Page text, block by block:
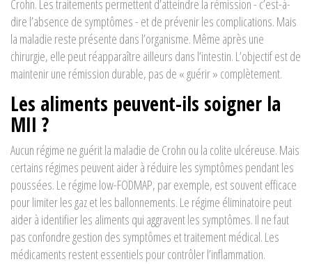
Crohn. Les traitements permettent d’atteindre la rémission - c’est-à-
dire l’absence de symptômes - et de prévenir les complications. Mais
la maladie reste présente dans l’organisme. Même après une
chirurgie, elle peut réapparaître ailleurs dans l’intestin. L’objectif est de
maintenir une rémission durable, pas de « guérir » complètement.
Les aliments peuvent-ils soigner la
MII ?
Aucun régime ne guérit la maladie de Crohn ou la colite ulcéreuse. Mais
certains régimes peuvent aider à réduire les symptômes pendant les
poussées. Le régime low-FODMAP, par exemple, est souvent efficace
pour limiter les gaz et les ballonnements. Le régime éliminatoire peut
aider à identifier les aliments qui aggravent les symptômes. Il ne faut
pas confondre gestion des symptômes et traitement médical. Les
médicaments restent essentiels pour contrôler l’inflammation.